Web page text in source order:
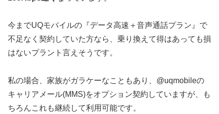
今までUQモバイルの『データ高速＋音声通話プラン』で
不足なく契約していた方なら、乗り換えて得はあっても損
はないプラント言えそうです。
私の場合、家族がガラケーなこともあり、@uqmobileの
キャリアメール(MMS)をオプション契約していますが、も
ちろんこれも継続して利用可能です。